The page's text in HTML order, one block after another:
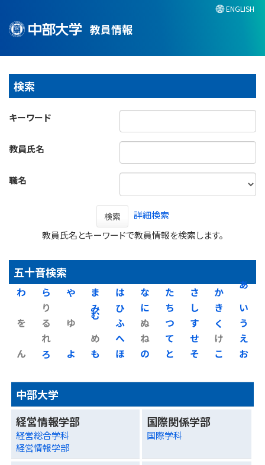
教員情報
ENGLISH
検索
キーワード
教員氏名
職名
検索
詳細検索
教員氏名とキーワードで教員情報を検索します。
五十音検索
あ
い
う
え
お
か
き
く
け
こ
さ
し
す
せ
そ
た
ち
つ
て
と
な
に
ぬ
ね
の
は
ひ
ふ
へ
ほ
ま
み
む
め
も
や
ゆ
よ
ら
り
る
れ
ろ
わ
を
ん
中部大学
経営情報学部
経営総合学科
経営情報学部
国際関係学部
国際学科